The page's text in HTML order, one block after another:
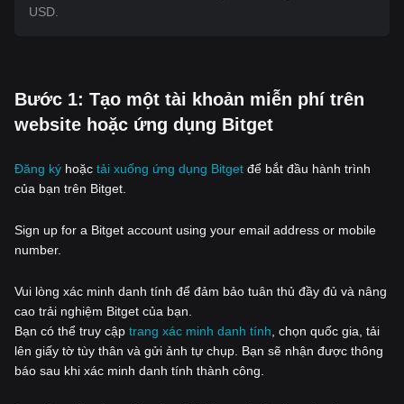
USD.
‌Bước 1: Tạo một tài khoản miễn phí trên
website hoặc ứng dụng Bitget
Đăng ký hoặc tải xuống ứng dụng Bitget để bắt đầu hành trình
của bạn trên Bitget.
Sign up for a Bitget account using your email address or mobile
number.
Vui lòng xác minh danh tính để đảm bảo tuân thủ đầy đủ và nâng
cao trải nghiệm Bitget của bạn.
Bạn có thể truy cập trang xác minh danh tính , chọn quốc gia, tải
lên giấy tờ tùy thân và gửi ảnh tự chụp. Bạn sẽ nhận được thông
báo sau khi xác minh danh tính thành công.